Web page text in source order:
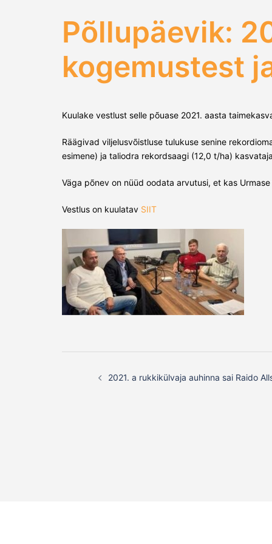
Põllupäevik:
kogemustest
Kuulake vestlust selle põuase 2021. aasta
Räägivad viljelusvõistluse tulukuse senine
esimene) ja taliodra rekordsaagi (12,0 t/ha)
Väga põnev on nüüd oodata arvutusi, et kas
Vestlus on kuulatav SIIT
2021. a rukkikülvaja auhinna sai Raido